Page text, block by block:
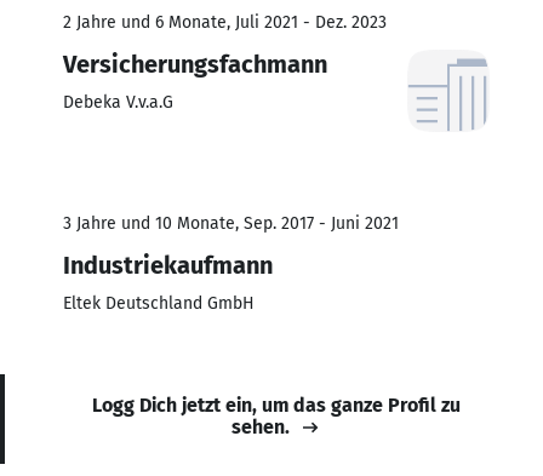
2 Jahre und 6 Monate, Juli 2021 - Dez. 2023
Versicherungsfachmann
Debeka V.v.a.G
3 Jahre und 10 Monate, Sep. 2017 - Juni 2021
Industriekaufmann
Eltek Deutschland GmbH
Logg Dich jetzt ein, um das ganze Profil zu
sehen.